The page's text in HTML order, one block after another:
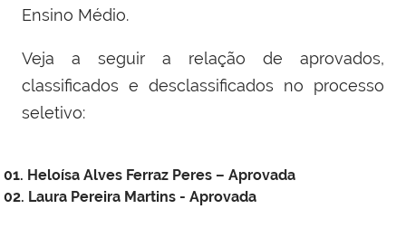
Ensino Médio.
Veja a seguir a relação de aprovados,
classificados e desclassificados no processo
seletivo:
01. Heloísa Alves Ferraz Peres – Aprovada
02. Laura Pereira Martins - Aprovada